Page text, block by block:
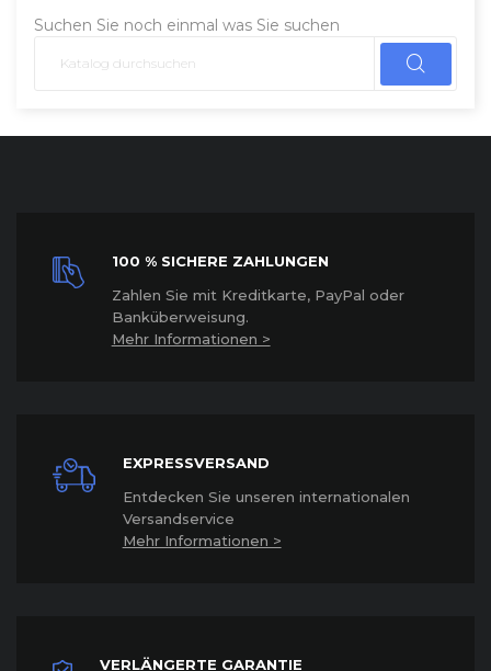
Suchen Sie noch einmal was Sie suchen
100 % SICHERE ZAHLUNGEN
Zahlen Sie mit Kreditkarte, PayPal oder
Banküberweisung.
Mehr Informationen >
EXPRESSVERSAND
Entdecken Sie unseren internationalen
Versandservice
Mehr Informationen >
VERLÄNGERTE GARANTIE